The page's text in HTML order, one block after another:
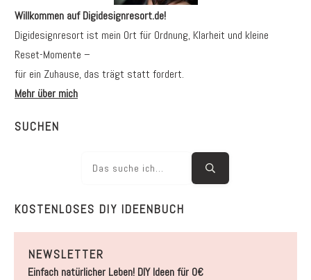
Willkommen auf Digidesignresort.de!
Digidesignresort ist mein Ort für Ordnung, Klarheit und kleine
Reset-Momente –
für ein Zuhause, das trägt statt fordert.
Mehr über mich
SUCHEN
KOSTENLOSES DIY IDEENBUCH
NEWSLETTER
Einfach natürlicher Leben! DIY Ideen für 0€